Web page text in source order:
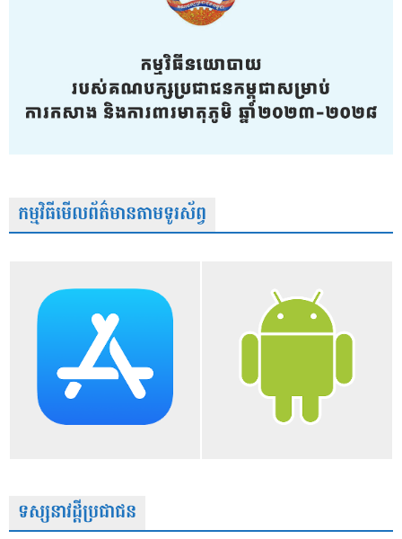
កម្មវិធីមើលព័ត៌មានតាមទូរស័ព្វ
ទស្សនាវដ្តីប្រជាជន